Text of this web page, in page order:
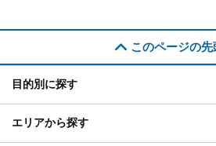
このページの先
目的別に探す
エリアから探す